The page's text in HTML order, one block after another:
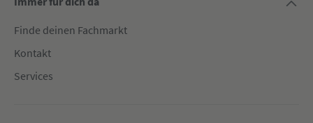
Finde deinen Fachmarkt
Kontakt
Services